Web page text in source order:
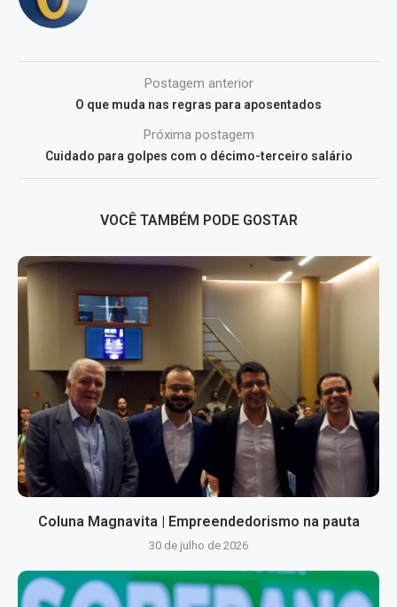
Postagem anterior
O que muda nas regras para aposentados
Próxima postagem
Cuidado para golpes com o décimo-terceiro salário
VOCÊ TAMBÉM PODE GOSTAR
Coluna Magnavita | Empreendedorismo na pauta
30 de julho de 2026